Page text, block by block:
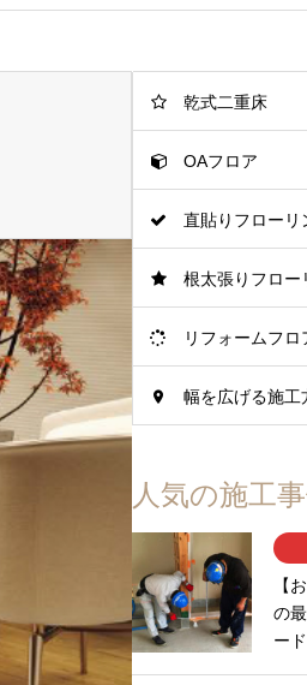
乾式二重床
OAフロア
直貼りフローリ
根太張りフロー
リフォームフロ
幅を広げる施工
人気の施工
【
の
ー